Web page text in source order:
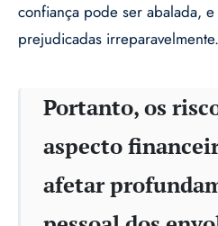
confiança pode ser abalada,
prejudicadas irreparavelmente.
Portanto, os
aspecto
afetar